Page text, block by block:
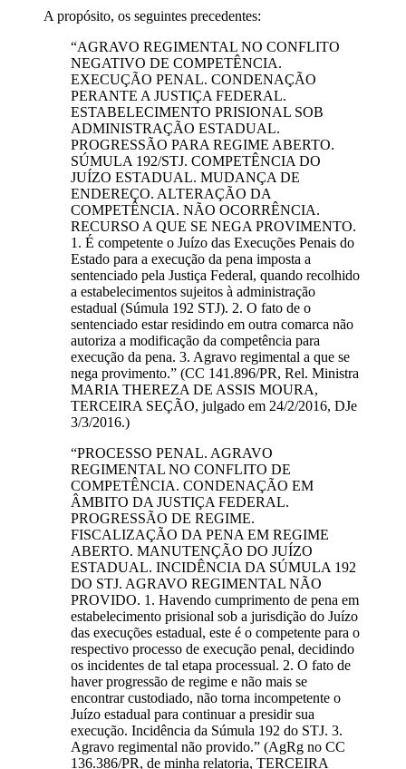
A propósito, os seguintes precedentes:
“AGRAVO REGIMENTAL NO CONFLITO
NEGATIVO DE COMPETÊNCIA.
EXECUÇÃO PENAL. CONDENAÇÃO
PERANTE A JUSTIÇA FEDERAL.
ESTABELECIMENTO PRISIONAL SOB
ADMINISTRAÇÃO ESTADUAL.
PROGRESSÃO PARA REGIME ABERTO.
SÚMULA 192/STJ. COMPETÊNCIA DO
JUÍZO ESTADUAL. MUDANÇA DE
ENDEREÇO. ALTERAÇÃO DA
COMPETÊNCIA. NÃO OCORRÊNCIA.
RECURSO A QUE SE NEGA PROVIMENTO.
1. É competente o Juízo das Execuções Penais do
Estado para a execução da pena imposta a
sentenciado pela Justiça Federal, quando recolhido
a estabelecimentos sujeitos à administração
estadual (Súmula 192 STJ). 2. O fato de o
sentenciado estar residindo em outra comarca não
autoriza a modificação da competência para
execução da pena. 3. Agravo regimental a que se
nega provimento.” (CC 141.896/PR, Rel. Ministra
MARIA THEREZA DE ASSIS MOURA,
TERCEIRA SEÇÃO, julgado em 24/2/2016, DJe
3/3/2016.)
“PROCESSO PENAL. AGRAVO
REGIMENTAL NO CONFLITO DE
COMPETÊNCIA. CONDENAÇÃO EM
ÂMBITO DA JUSTIÇA FEDERAL.
PROGRESSÃO DE REGIME.
FISCALIZAÇÃO DA PENA EM REGIME
ABERTO. MANUTENÇÃO DO JUÍZO
ESTADUAL. INCIDÊNCIA DA SÚMULA 192
DO STJ. AGRAVO REGIMENTAL NÃO
PROVIDO. 1. Havendo cumprimento de pena em
estabelecimento prisional sob a jurisdição do Juízo
das execuções estadual, este é o competente para o
respectivo processo de execução penal, decidindo
os incidentes de tal etapa processual. 2. O fato de
haver progressão de regime e não mais se
encontrar custodiado, não torna incompetente o
Juízo estadual para continuar a presidir sua
execução. Incidência da Súmula 192 do STJ. 3.
Agravo regimental não provido.” (AgRg no CC
136.386/PR, de minha relatoria, TERCEIRA